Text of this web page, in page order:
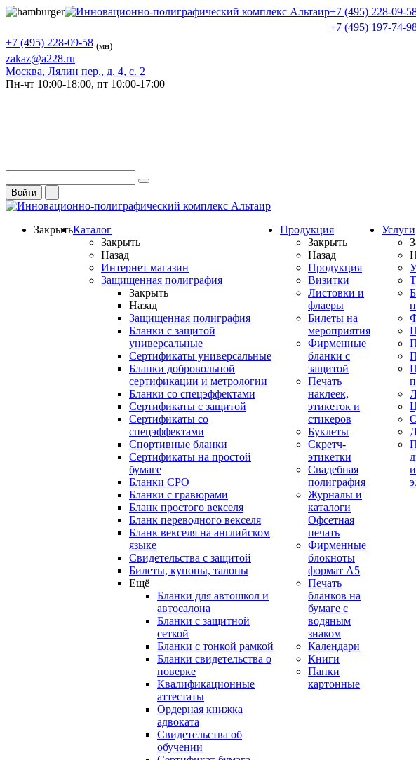
+7 (495) 228-09-
+7 (495) 197-74-
+7 (495) 228-09-58 (мн)
zakaz@a228.ru
Москва, Лялин пер., д. 4, с. 2
Пн-чт 10:00-18:00, пт 10:00-17:00
Войти
ЗакрытьКаталог
Закрыть
Назад
Интернет магазин
Защищенная полиграфия
Закрыть
Назад
Защищенная полиграфия
Бланки с защитой
универсальные
Сертификаты универсальные
Бланки добровольной
сертификации и метрологии
Бланки со спецэффектами
Сертификаты с защитой
Сертификаты со
спецэффектами
Спортивные бланки
Cертификаты на простой
бумаге
Бланки СРО
Бланки с гравюрами
Бланк простого векселя
Бланк переводного векселя
Бланк векселя на английском
языке
Свидетельства с защитой
Билеты, купоны, талоны
Ещё
Бланки для автошкол и
автосалона
Бланки с защитной
сеткой
Бланки с тонкой рамкой
Бланки свидетельства о
поверке
Квалификационные
аттестаты
Ордерная книжка
адвоката
Свидетельства об
обучении
Продукция
Закрыть
Назад
Продукция
Визитки
Листовки и
флаеры
Билеты на
мероприятия
Фирменные
бланки с
защитой
Печать
наклеек,
этикеток и
стикеров
Буклеты
Скретч-
этикетки
Свадебная
полиграфия
Журналы и
каталоги
Офсетная
печать
Фирменные
блокноты
формат А5
Печать
бланков на
бумаге с
водяным
знаком
Календари
Книги
Папки
картонные
Услуги